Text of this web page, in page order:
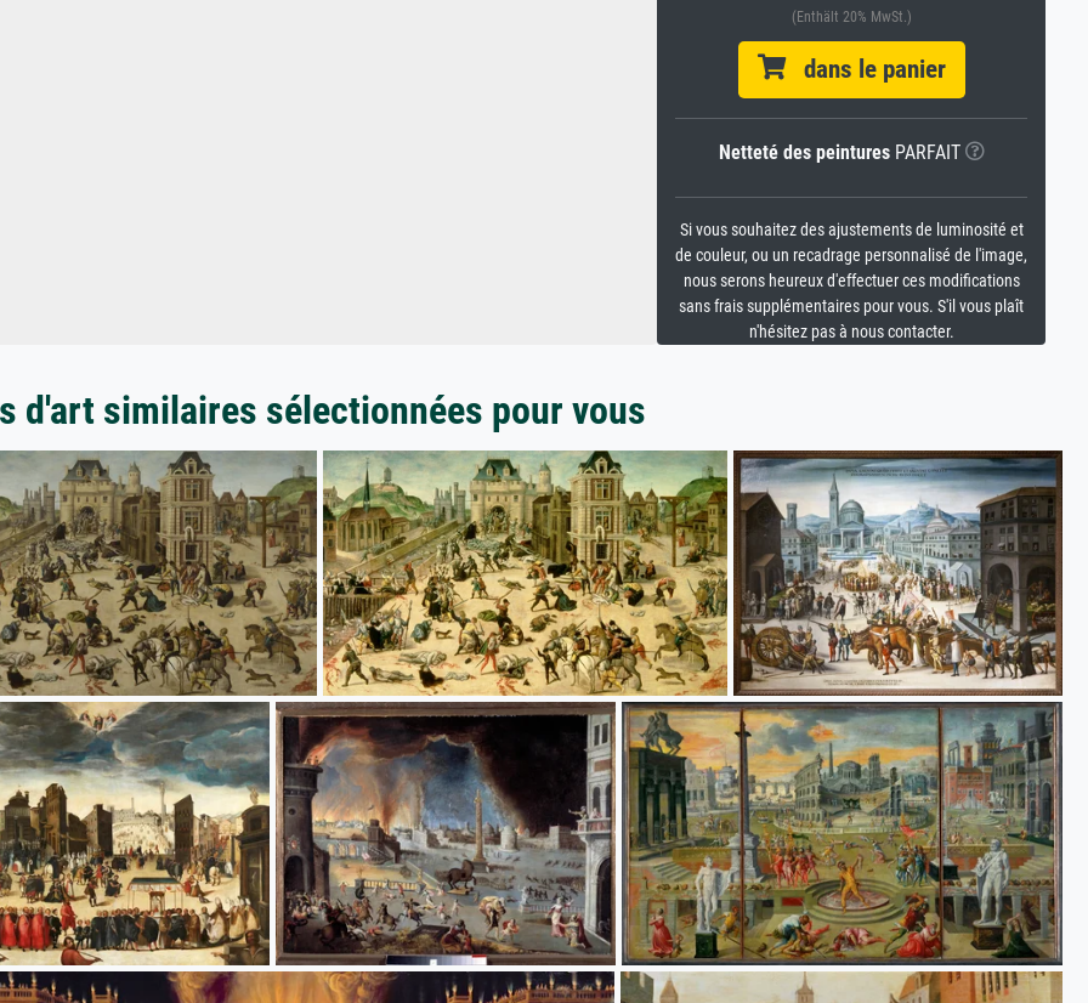
(Enthält 20% MwSt.)
dans le panier
Netteté des peinturesPARFAIT
Si vous souhaitez des ajustements de luminosité et
de couleur, ou un recadrage personnalisé de l'image,
nous serons heureux d'effectuer ces modifications
sans frais supplémentaires pour vous. S'il vous plaît
n'hésitez pas à nous contacter.
d'art similaires sélectionnées pour vous